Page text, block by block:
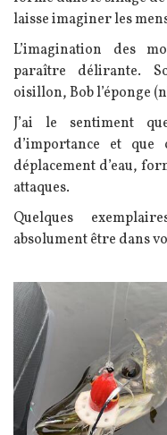
laisse imaginer les
L’imagination des
paraître délirante.
oisillon, Bob l’éponge
J’ai le sentiment
d’importance et
déplacement d’eau,
attaques.
Quelques
absolument être dans
Image